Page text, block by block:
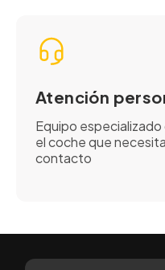
Atención
Equipo
el coche que
contacto